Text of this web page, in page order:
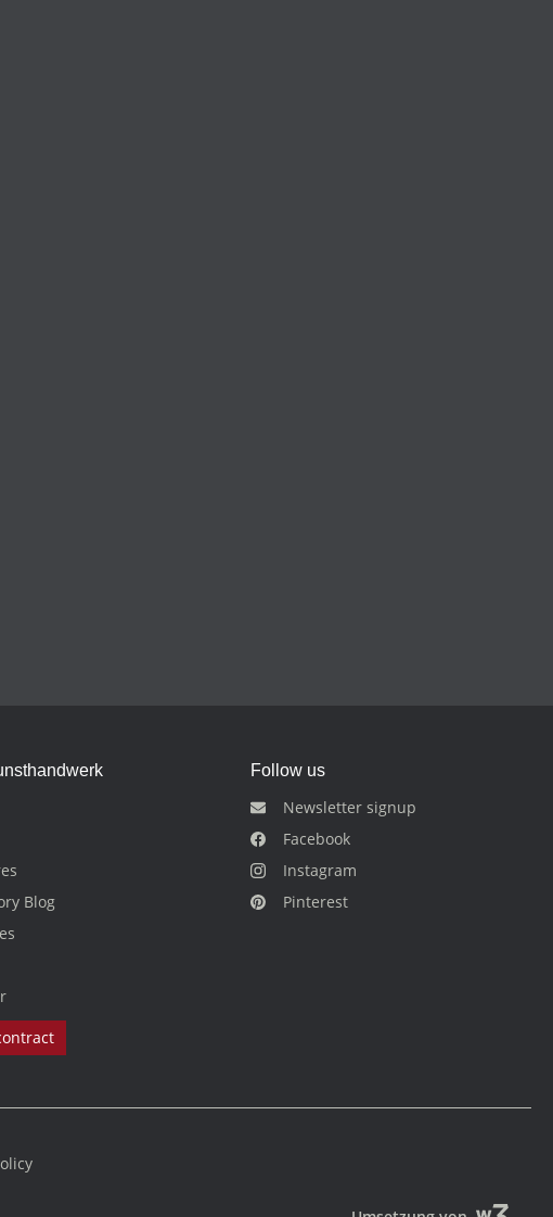
Blog
Follow us
Newsletter signup
Facebook
Instagram
Pinterest